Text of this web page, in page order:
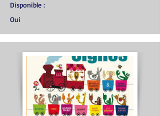
Disponible :
Oui